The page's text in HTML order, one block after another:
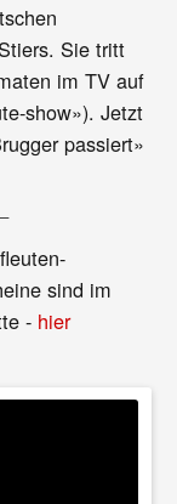
Sie tritt
im TV auf
show»). Jetzt
passiert»
sind im
- hier